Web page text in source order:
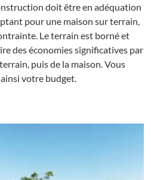
doit être en adéquation
pour une maison sur terrain,
Le terrain est borné et
des économies significatives par
puis de la maison. Vous
votre budget.